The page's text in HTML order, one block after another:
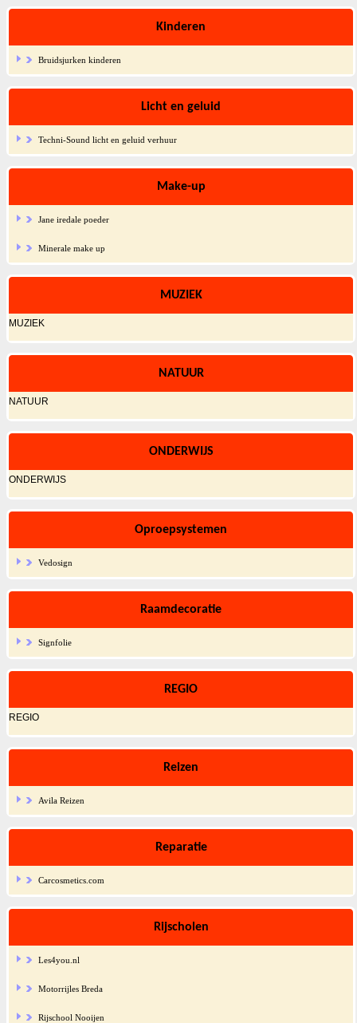
Kinderen
Bruidsjurken kinderen
Licht en geluid
Techni-Sound licht en geluid verhuur
Make-up
Jane iredale poeder
Minerale make up
MUZIEK
MUZIEK
NATUUR
NATUUR
ONDERWIJS
ONDERWIJS
Oproepsystemen
Vedosign
Raamdecoratie
Signfolie
REGIO
REGIO
Reizen
Avila Reizen
Reparatie
Carcosmetics.com
Rijscholen
Les4you.nl
Motorrijles Breda
Rijschool Nooijen